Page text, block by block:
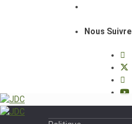
Nous Suivre